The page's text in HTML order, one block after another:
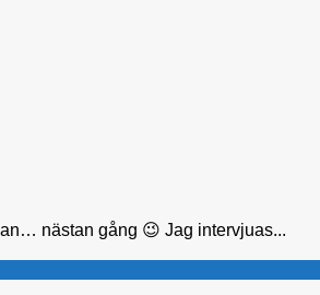
nästan gång 😉 Jag intervjuas...